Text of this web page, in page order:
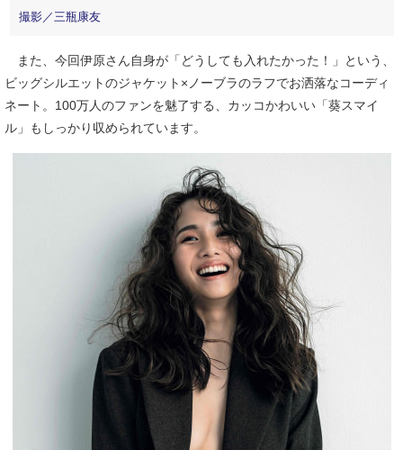
撮影／三瓶康友
また、今回伊原さん自身が「どうしても入れたかった！」という、
ビッグシルエットのジャケット×ノーブラのラフでお洒落なコーディ
ネート。100万人のファンを魅了する、カッコかわいい「葵スマイ
ル」もしっかり収められています。